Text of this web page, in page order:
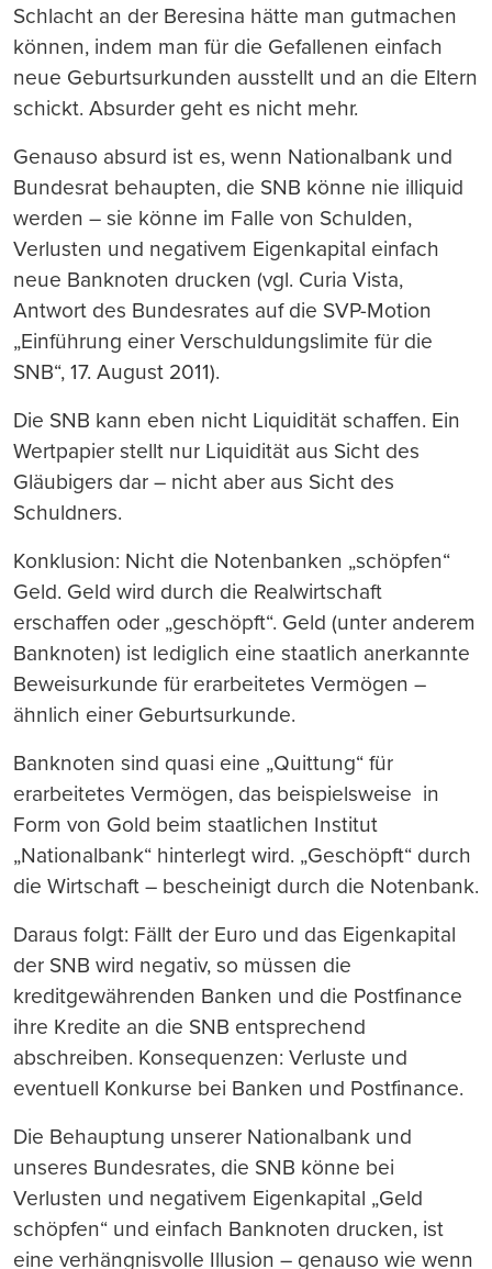
Schlacht an der Beresina hätte man gutmachen
können, indem man für die Gefallenen einfach
neue Geburtsurkunden ausstellt und an die Eltern
schickt. Absurder geht es nicht mehr.
Genauso absurd ist es, wenn Nationalbank und
Bundesrat behaupten, die SNB könne nie illiquid
werden – sie könne im Falle von Schulden,
Verlusten und negativem Eigenkapital einfach
neue Banknoten drucken (vgl. Curia Vista,
Antwort des Bundesrates auf die SVP-Motion
„Einführung einer Verschuldungslimite für die
SNB“, 17. August 2011).
Die SNB kann eben nicht Liquidität schaffen. Ein
Wertpapier stellt nur Liquidität aus Sicht des
Gläubigers dar – nicht aber aus Sicht des
Schuldners.
Konklusion: Nicht die Notenbanken „schöpfen“
Geld. Geld wird durch die Realwirtschaft
erschaffen oder „geschöpft“. Geld (unter anderem
Banknoten) ist lediglich eine staatlich anerkannte
Beweisurkunde für erarbeitetes Vermögen –
ähnlich einer Geburtsurkunde.
Banknoten sind quasi eine „Quittung“ für
erarbeitetes Vermögen, das beispielsweise in
Form von Gold beim staatlichen Institut
„Nationalbank“ hinterlegt wird. „Geschöpft“ durch
die Wirtschaft – bescheinigt durch die Notenbank.
Daraus folgt: Fällt der Euro und das Eigenkapital
der SNB wird negativ, so müssen die
kreditgewährenden Banken und die Postfinance
ihre Kredite an die SNB entsprechend
abschreiben. Konsequenzen: Verluste und
eventuell Konkurse bei Banken und Postfinance.
Die Behauptung unserer Nationalbank und
unseres Bundesrates, die SNB könne bei
Verlusten und negativem Eigenkapital „Geld
schöpfen“ und einfach Banknoten drucken, ist
eine verhängnisvolle Illusion – genauso wie wenn